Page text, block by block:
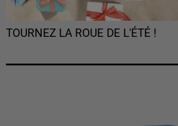
TOURNEZ LA ROUE DE L'ÉTÉ !